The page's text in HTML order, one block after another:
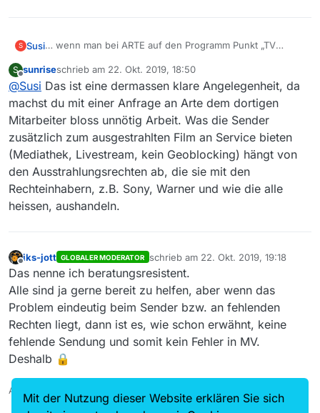
Ich habe andere Filme ausprobiert
Zu dem Film stellt ARTE aktuell nur einen
einminütigen Trailer zur Verfügung. Zu anderen
Filmen gibts den ganzen Film. Und zu noch
anderen gibts nicht einmal einen Trailer.
Vielleicht kommt zu dem Film da morgen
(übermorgen, nächste Woche, who knows)
mehr. Vielleicht auch nicht.
Aber wie auch immer. Das ist ein Thema, mit
dem Du Dich an ARTE wenden musst. Da kann
Dir hier niemand weiterhelfen.
S Susi… wenn man bei ARTE auf den Programm Punkt „TV
erscheint ganz oben im Bild links der Film und darunter
die Sendezeit. Wenn man darauf klickt erscheint immer
nur der Trailer… sorry ich kann hier leider keinen Link
schicken…
Könnt ihr mir denn sagen, an wen ich mich bei ARTE
wenden kann. E-Mail Adresse o.ö.
Vielen Dank für eure bisherigen Antworten.
S
Offline
sunriseschrieb am 22. Okt. 2019, 18:50
zuletzt editiert von
@Susi Das ist eine dermassen klare Angelegenheit, da
machst du mit einer Anfrage an Arte dem dortigen
Mitarbeiter bloss unnötig Arbeit. Was die Sender
zusätzlich zum ausgestrahlten Film an Service bieten
(Mediathek, Livestream, kein Geoblocking) hängt von
den Ausstrahlungsrechten ab, die sie mit den
Rechteinhabern, z.B. Sony, Warner und wie die alle
heissen, aushandeln.
iks-jott GLOBALER MODERATOR schrieb am 22. Okt. 2019, 19:18
zuletzt editiert von
Das nenne ich beratungsresistent.
Alle sind ja gerne bereit zu helfen, aber wenn das
Problem eindeutig beim Sender bzw. an fehlenden
Rechten liegt, dann ist es, wie schon erwähnt, keine
fehlende Sendung und somit kein Fehler in MV.
Deshalb 🔒
Auch ein Maulwurfn findet mal ein Huhn!
Mit der Nutzung dieser Website erklären Sie sich